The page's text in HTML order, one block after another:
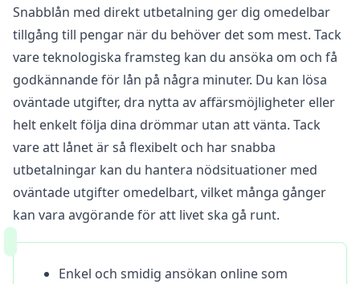
Snabblån med direkt utbetalning ger dig omedelbar
tillgång till pengar när du behöver det som mest. Tack
vare teknologiska framsteg kan du ansöka om och få
godkännande för lån på några minuter. Du kan lösa
oväntade utgifter, dra nytta av affärsmöjligheter eller
helt enkelt följa dina drömmar utan att vänta. Tack
vare att lånet är så flexibelt och har snabba
utbetalningar kan du hantera nödsituationer med
oväntade utgifter omedelbart, vilket många gånger
kan vara avgörande för att livet ska gå runt.
Enkel och smidig ansökan online som